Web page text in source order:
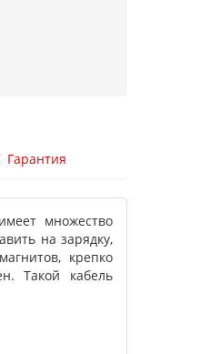
Гарантия
множество
на зарядку,
крепко
Такой кабель